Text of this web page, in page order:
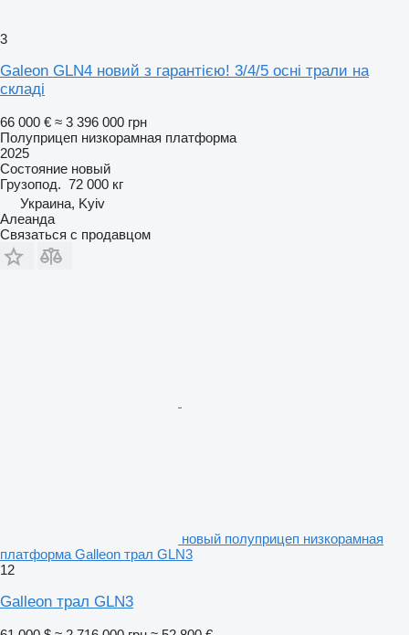
3
Galeon GLN4 новий з гарантією! 3/4/5 осні трали на
складі
66 000 € ≈ 3 396 000 грн
Полуприцеп низкорамная платформа
2025
Состояние новый
Грузопод. 72 000 кг
Украина, Kyiv
Алеанда
Связаться с продавцом
новый полуприцеп низкорамная
платформа Galleon трал GLN3
12
Galleon трал GLN3